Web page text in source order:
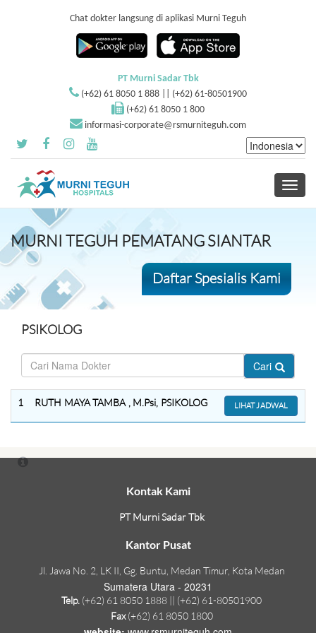
Chat dokter langsung di aplikasi Murni Teguh
PT Murni Sadar Tbk
(+62) 61 8050 1 888 || (+62) 61-80501900
(+62) 61 8050 1 800
informasi-corporate@rsmurniteguh.com
Toggle
MURNI TEGUH PEMATANG SIANTAR
Daftar Spesialis Kami
PSIKOLOG
Cari
1 RUTH MAYA TAMBA , M.Psi, PSIKOLOG LIHAT JADWAL
Kontak Kami
PT Murni Sadar Tbk
Kantor Pusat
Jl. Jawa No. 2, LK II, Gg. Buntu, Medan Timur, Kota Medan
Sumatera Utara - 20231
Telp. (+62) 61 8050 1888 || (+62) 61-80501900
Fax(+62) 61 8050 1800